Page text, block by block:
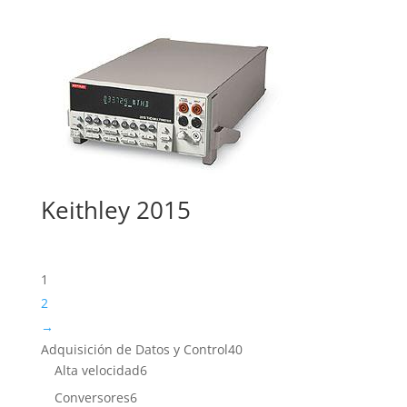
Keithley 2015
1
2
→
Adquisición de Datos y Control4040
Alta velocidad66
Conversores66